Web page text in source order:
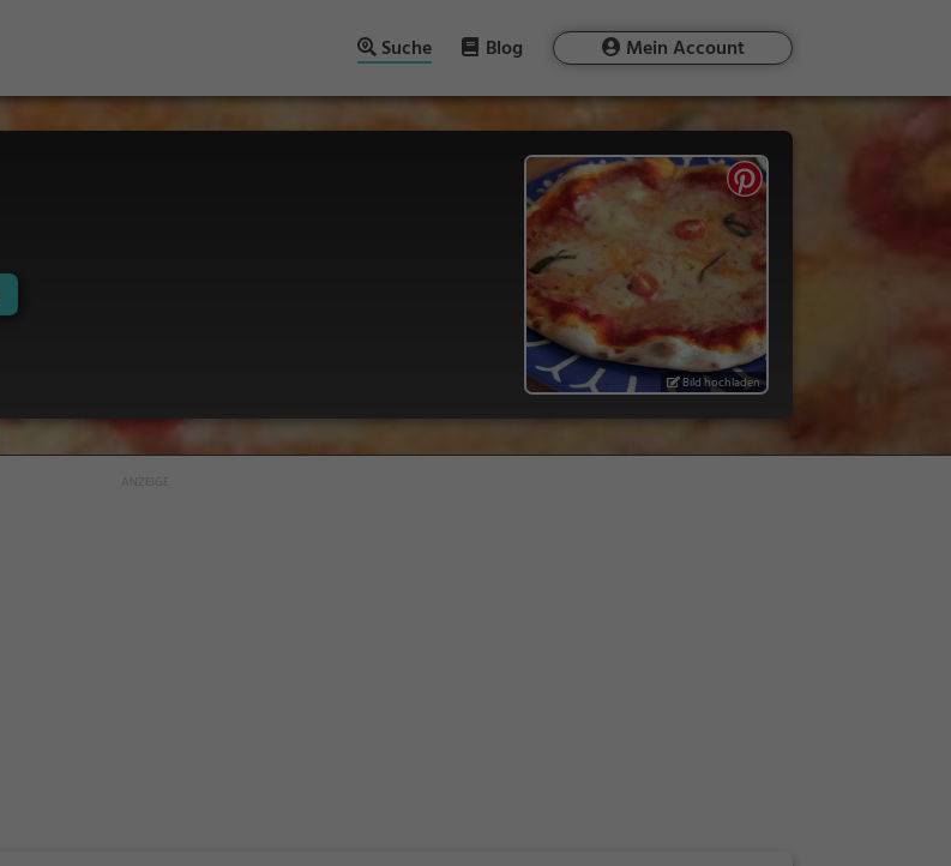
Suche Blog Mein Account
Bild hochladen